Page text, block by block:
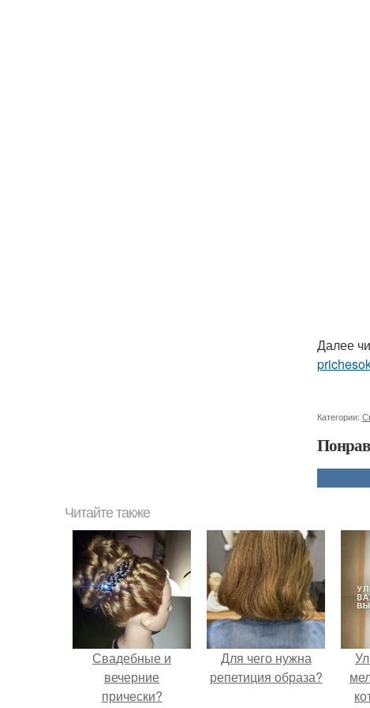
Далее
Категории:
Читайте также
Свадебные и
вечерние
прически?
Для чего нужна
репетиция образа?